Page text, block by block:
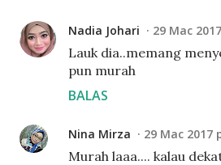
Nadia Johari 29 Mac
Lauk dia..memang
pun murah
BALAS
Nina Mirza 29 Mac 2017
Murah laaa.... kalau